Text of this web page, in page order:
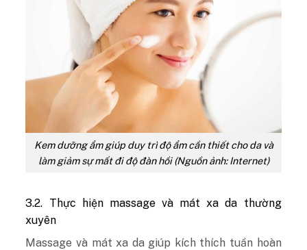
Kem dưỡng ẩm giúp duy trì độ ẩm cần thiết cho da và
làm giảm sự mất đi độ đàn hồi (Nguồn ảnh: Internet)
3.2. Thực hiện massage và mát xa da thường
xuyên
Massage và mát xa da giúp kích thích tuần hoàn